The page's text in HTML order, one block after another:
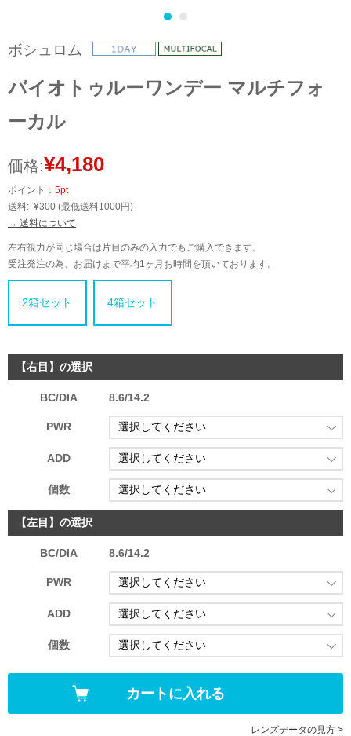
ボシュロム
バイオトゥルーワンデー マルチフォ
ーカル
価格:¥4,180
ポイント： 5pt
送料: ¥300 (最低送料1000円)
→ 送料について
左右視力が同じ場合は片目のみの入力でもご購入できます。
受注発注の為、お届けまで平均1ヶ月お時間を頂いております。
2箱セット 4箱セット
【右目】の選択
BC/DIA 8.6/14.2
PWR
ADD
個数
【左目】の選択
BC/DIA 8.6/14.2
PWR
ADD
個数
レンズデータの見方 >